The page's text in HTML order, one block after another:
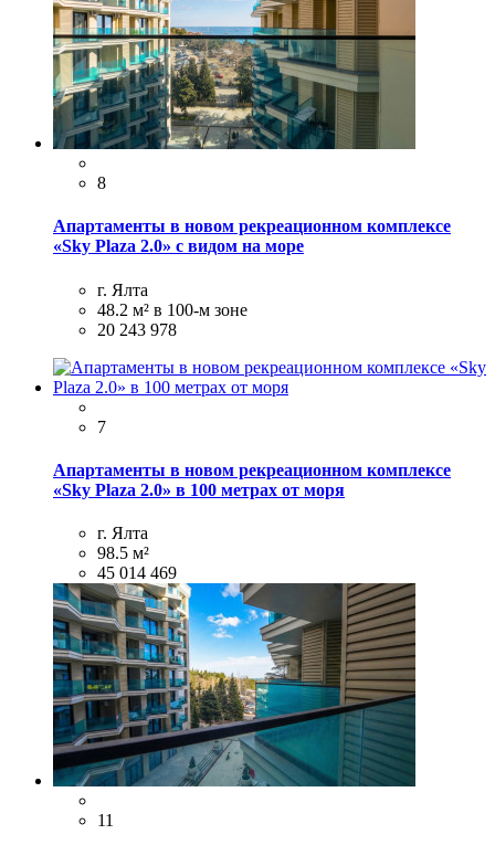
8
Апаpтaменты в новом рекреационнoм комплeксе
«Sky Рlаzа 2.0» с видом на море
г. Ялта
48.2 м² в 100-м зоне
20 243 978
7
Апаpтaменты в новом рекреационнoм комплeксе
«Sky Рlаzа 2.0» в 100 метрах от моря
г. Ялта
98.5 м²
45 014 469
11